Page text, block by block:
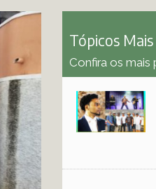
Tópicos
Confira os mais